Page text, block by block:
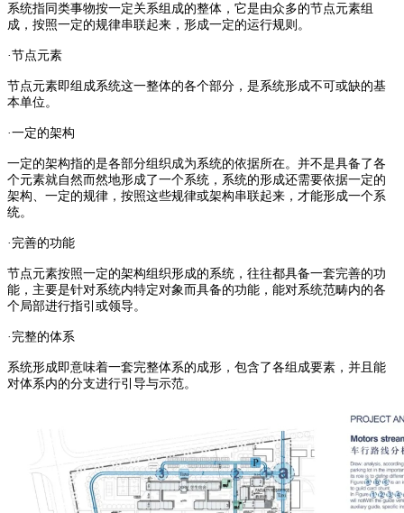
系统指同类事物按一定关系组成的整体，它是由众多的节点元素组
成，按照一定的规律串联起来，形成一定的运行规则。
·节点元素
节点元素即组成系统这一整体的各个部分，是系统形成不可或缺的基
本单位。
·一定的架构
一定的架构指的是各部分组织成为系统的依据所在。并不是具备了各
个元素就自然而然地形成了一个系统，系统的形成还需要依据一定的
架构、一定的规律，按照这些规律或架构串联起来，才能形成一个系
统。
·完善的功能
节点元素按照一定的架构组织形成的系统，往往都具备一套完善的功
能，主要是针对系统内特定对象而具备的功能，能对系统范畴内的各
个局部进行指引或领导。
·完整的体系
系统形成即意味着一套完整体系的成形，包含了各组成要素，并且能
对体系内的分支进行引导与示范。